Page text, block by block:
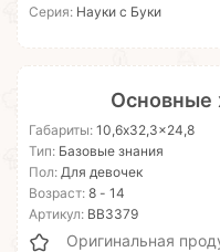
Серия: Науки с Буки
Основные
Габариты: 10,6x32,3x24,8
Тип: Базовые знания
Пол: Для девочек
Возраст: 8 - 14
Артикул: ВВ3379
Оригинальная